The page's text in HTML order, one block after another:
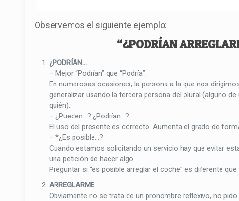
Observemos el siguiente ejemplo:
“¿PODRÍAN
¿PODRÍAN…
– Mejor “Podrían” que “Podría”.
En numerosas ocasiones, la persona a la que nos
generalizar usando la tercera persona del plural (alguno
quién).
– ¿Pueden…? ¿Podrían…?
El uso del presente es correcto. Aumenta el grado de
– *¿Es posible…?
Cuando estamos solicitando un servicio hay que evitar
una petición de hacer algo.
Preguntar si “es posible arreglar el coche” es diferente
ARREGLARME
Obviamente no se trata de un pronombre reflexivo, no